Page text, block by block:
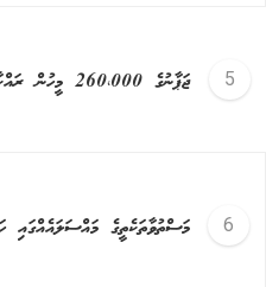
ޖަޕާނުގެ 260،000 މީހުން ރައްކާތެރި ހިސާބުތަކަށް
މަސްތުވާތަކެތީގެ މައްސަލައެއްގައި